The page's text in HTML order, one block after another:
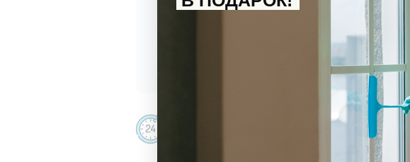
политикой обработки персональных данных
на получение информации о